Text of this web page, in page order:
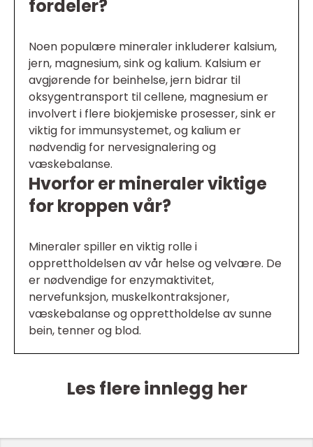
fordeler?
Noen populære mineraler inkluderer kalsium,
jern, magnesium, sink og kalium. Kalsium er
avgjørende for beinhelse, jern bidrar til
oksygentransport til cellene, magnesium er
involvert i flere biokjemiske prosesser, sink er
viktig for immunsystemet, og kalium er
nødvendig for nervesignalering og
væskebalanse.
Hvorfor er mineraler viktige
for kroppen vår?
Mineraler spiller en viktig rolle i
opprettholdelsen av vår helse og velvære. De
er nødvendige for enzymaktivitet,
nervefunksjon, muskelkontraksjoner,
væskebalanse og opprettholdelse av sunne
bein, tenner og blod.
Les flere innlegg her